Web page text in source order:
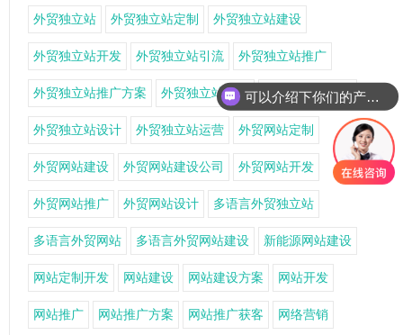
外贸独立站 外贸独立站定制 外贸独立站建设
外贸独立站开发 外贸独立站引流 外贸独立站推广
外贸独立站推广方案 外贸独立站搭建 外贸独立站获客
外贸独立站设计 外贸独立站运营 外贸网站定制
外贸网站建设 外贸网站建设公司 外贸网站开发
外贸网站推广 外贸网站设计 多语言外贸独立站
多语言外贸网站 多语言外贸网站建设 新能源网站建设
网站定制开发 网站建设 网站建设方案 网站开发
网站推广 网站推广方案 网站推广获客 网络营销
可以介绍下你们的产品么